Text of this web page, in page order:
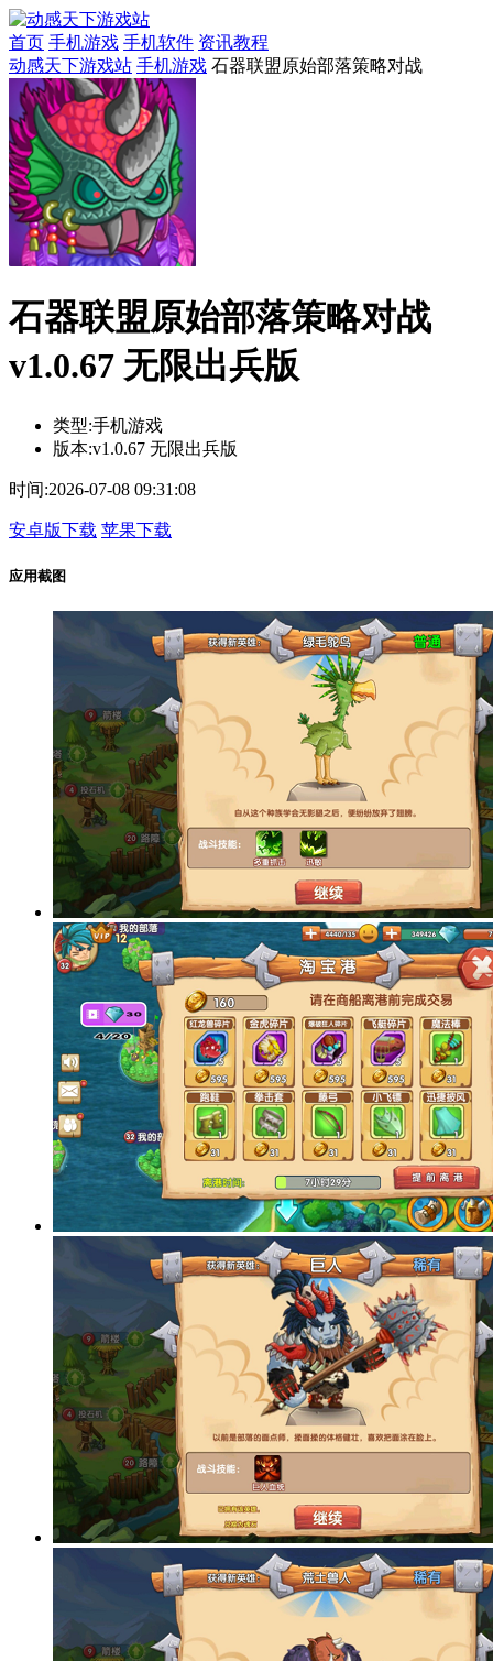
首页 手机游戏 手机软件 资讯教程
动感天下游戏站 手机游戏 石器联盟原始部落策略对战
石器联盟原始部落策略对战
v1.0.67 无限出兵版
类型:手机游戏
版本:v1.0.67 无限出兵版
时间:2026-07-08 09:31:08
安卓版下载 苹果下载
应用截图